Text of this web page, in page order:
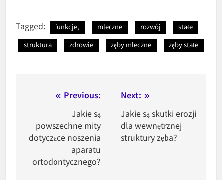
Tagged: funkcje, mleczne rozwój
stałe
struktura
zdrowie zęby mleczne zęby stałe
Nawigacja
Previous:
Jakie są
powszechne mity
dotyczące noszenia
aparatu
ortodontycznego?
Next:
Jakie są skutki erozji
dla wewnętrznej
struktury zęba?